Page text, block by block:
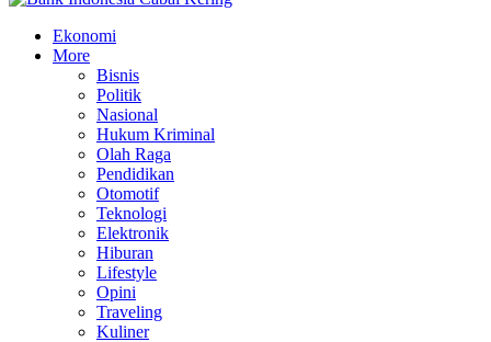
Ekonomi
More
Bisnis
Politik
Nasional
Hukum Kriminal
Olah Raga
Pendidikan
Otomotif
Teknologi
Elektronik
Hiburan
Lifestyle
Opini
Traveling
Kuliner